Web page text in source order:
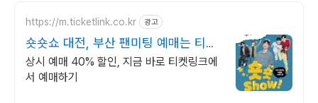
https://m.ticketlink.co.kr 광고
숏숏쇼 대전, 부산 팬미팅 예매는 티켓
링크!
상시 예매 40% 할인, 지금 바로 티켓링크에
서 예매하기